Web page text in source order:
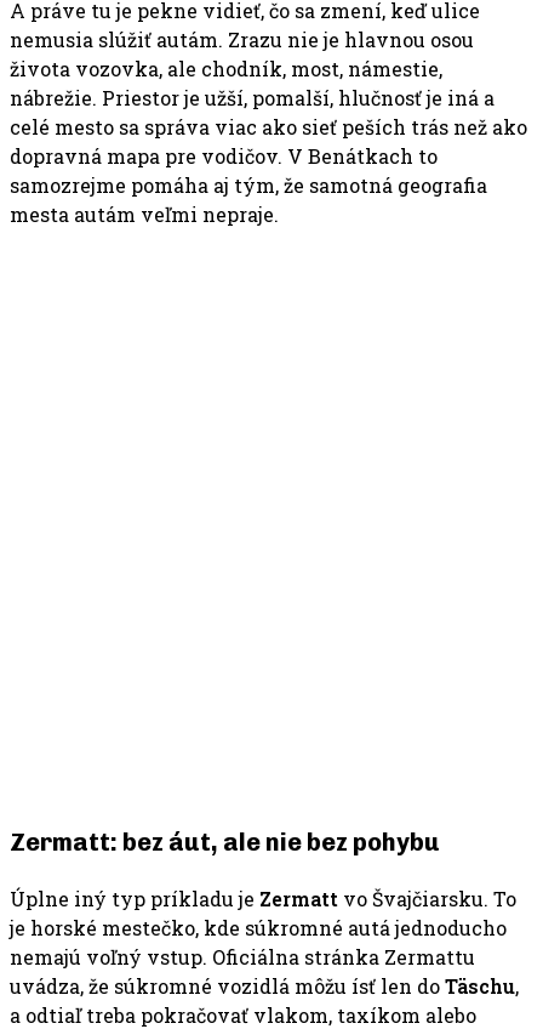
A práve tu je pekne vidieť, čo sa zmení, keď ulice
nemusia slúžiť autám. Zrazu nie je hlavnou osou
života vozovka, ale chodník, most, námestie,
nábrežie. Priestor je užší, pomalší, hlučnosť je iná a
celé mesto sa správa viac ako sieť peších trás než ako
dopravná mapa pre vodičov. V Benátkach to
samozrejme pomáha aj tým, že samotná geografia
mesta autám veľmi nepraje.
Zermatt: bez áut, ale nie bez pohybu
Úplne iný typ príkladu je Zermatt vo Švajčiarsku. To
je horské mestečko, kde súkromné autá jednoducho
nemajú voľný vstup. Oficiálna stránka Zermattu
uvádza, že súkromné vozidlá môžu ísť len doTäschu,
a odtiaľ treba pokračovať vlakom, taxíkom alebo